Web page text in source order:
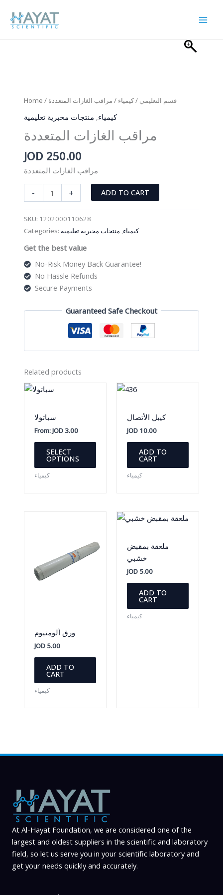
content
Home / قسم التعليمي /كيمياء / مراقب الغازات المتعددة
كيمياء, منتجات مخبرية تعليمية
مراقب الغازات المتعددة
JOD 250.00
مراقب الغازات المتعددة
-
الغازات
+ ADD TO CART
SKU: 1202000110628
Categories:
كيمياء, منتجات مخبرية تعليمية
Get the best value
No-Risk Money Back Guarantee!
No Hassle Refunds
Secure Payments
Guaranteed Safe Checkout
Related products
سباتولا
From:JOD3.00
SELECT
OPTIONS
This
has
options
be
chosen
كيمياء
كيبل الأتصال
JOD 10.00
ADD TO
CART
كيمياء
ورق ألومنيوم
JOD5.00
ADD TO
CART
كيمياء
ملعقة بمقبض
خشبي
JOD 5.00
ADD TO
CART
كيمياء
At Al-Hayat Foundation, we are considered one of the
largest and oldest suppliers in the scientific and laboratory
field, so let us serve you in your scientific laboratory and
get your needs quickly and accurately.